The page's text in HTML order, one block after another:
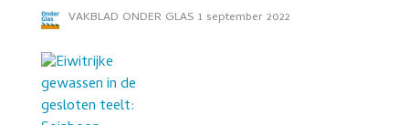
VAKBLAD ONDER GLAS 1 september 2022